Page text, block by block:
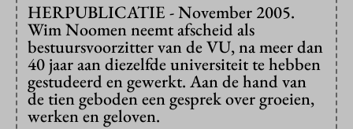
HERPUBLICATIE - November 2005.
Wim Noomen neemt afscheid als
bestuursvoorzitter van de VU, na meer dan
40 jaar aan diezelfde universiteit te hebben
gestudeerd en gewerkt. Aan de hand van
de tien geboden een gesprek over groeien,
werken en geloven.